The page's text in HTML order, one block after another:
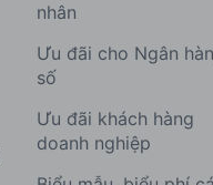
nhân
Ưu đãi cho Ngân
số
Ưu đãi khách hàng
doanh nghiệp